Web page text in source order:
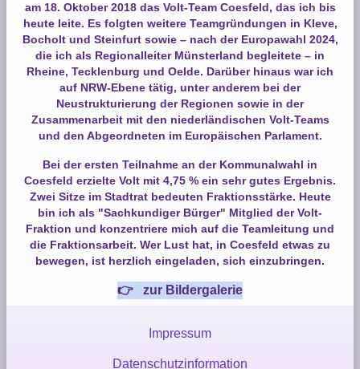
am 18. Oktober 2018 das Volt-Team Coesfeld, das ich bis
heute leite. Es folgten weitere Teamgründungen in Kleve,
Bocholt und Steinfurt sowie – nach der Europawahl 2024,
die ich als Regionalleiter Münsterland begleitete – in
Rheine, Tecklenburg und Oelde. Darüber hinaus war ich
auf NRW-Ebene tätig, unter anderem bei der
Neustrukturierung der Regionen sowie in der
Zusammenarbeit mit den niederländischen Volt-Teams
und den Abgeordneten im Europäischen Parlament.
Bei der ersten Teilnahme an der Kommunalwahl in
Coesfeld erzielte Volt mit 4,75 % ein sehr gutes Ergebnis.
Zwei Sitze im Stadtrat bedeuten Fraktionsstärke. Heute
bin ich als "Sachkundiger Bürger" Mitglied der Volt-
Fraktion und konzentriere mich auf die Teamleitung und
die Fraktionsarbeit. Wer Lust hat, in Coesfeld etwas zu
bewegen, ist herzlich eingeladen, sich einzubringen.
👉 zur Bildergalerie
Impressum
Datenschutzinformation